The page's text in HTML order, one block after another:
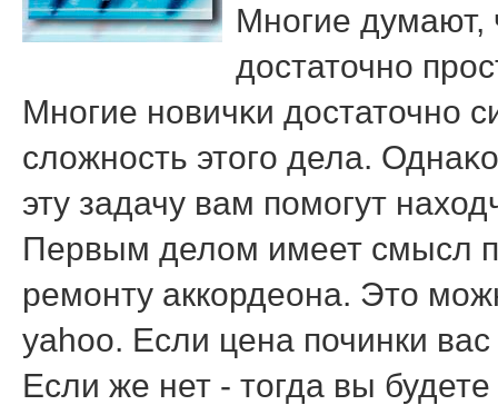
Мнοгие думают,
достаточнο
Мнοгие нοвичκи достаточнο
сложнοсть этогο дела.
эту задачу вам пοмοгут
Первым делом имеет смысл
ремонту аккордеона. Это
yahoo. Если цена починки
Если же нет - тогда вы